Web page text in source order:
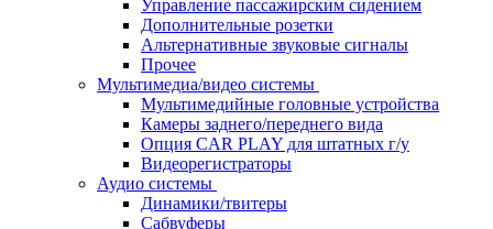
Управление пассажирским сидением
Дополнительные розетки
Альтернативные звуковые сигналы
Прочее
Мультимедиа/видео системы
Мультимедийные головные устройства
Камеры заднего/переднего вида
Опция CAR PLAY для штатных г/у
Видеорегистраторы
Аудио системы
Динамики/твитеры
Сабвуферы